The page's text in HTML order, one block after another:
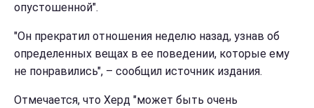
опустошенной".
"Он прекратил отношения неделю назад, узнав об
определенных вещах в ее поведении, которые ему
не понравились", – сообщил источник издания.
Отмечается, что Херд "может быть очень